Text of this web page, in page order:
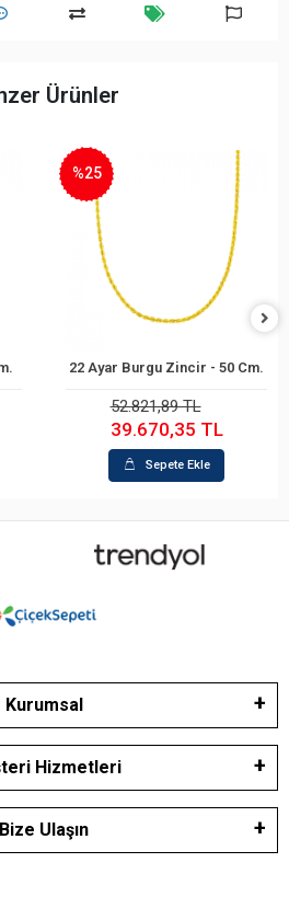
Ürünler
Sepete Ekle
Ayar Burgu Zincir - 50 Cm.
52.821,89 TL
39.670,35 TL
Sepete Ekle
22
Kurumsal
Hizmetleri
Bize Ulaşın